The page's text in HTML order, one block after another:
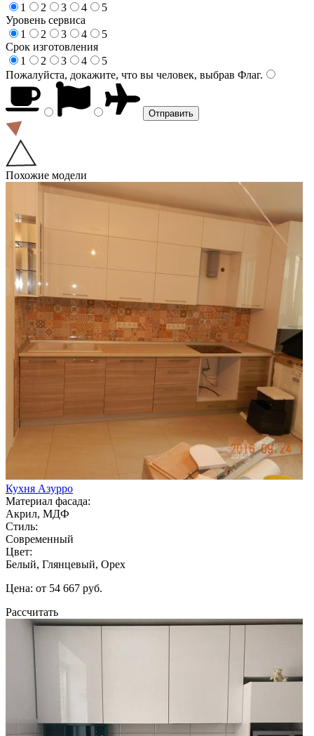
1
2 3 4
5
Уровень сервиса
1
2 3 4
5
Срок изготовления
1
2 3 4
5
Пожалуйста, докажите, что вы человек, выбрав Флаг.
Похожие модели
Кухня Азурро
Материал фасада:
Акрил, МДФ
Стиль:
Современный
Цвет:
Белый, Глянцевый, Орех
Цена: от 54 667 руб.
Рассчитать